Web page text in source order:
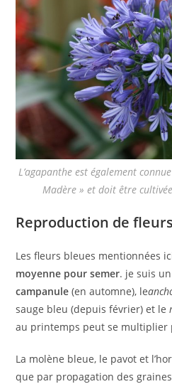
L’agapanthe est également
Madère » et doit être
Reproduction de
Les fleurs bleues mentionnées
moyenne pour semer. je suis
campanule (en automne), le
sauge bleu (depuis février) et le
au printemps peut se multiplier
La molène bleue, le pavot et
que par propagation des